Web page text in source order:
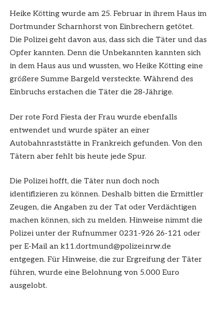
Heike Kötting wurde am 25. Februar in ihrem Haus im
Dortmunder Scharnhorst von Einbrechern getötet.
Die Polizei geht davon aus, dass sich die Täter und das
Opfer kannten. Denn die Unbekannten kannten sich
in dem Haus aus und wussten, wo Heike Kötting eine
größere Summe Bargeld versteckte. Während des
Einbruchs erstachen die Täter die 28-Jährige.
Der rote Ford Fiesta der Frau wurde ebenfalls
entwendet und wurde später an einer
Autobahnraststätte in Frankreich gefunden. Von den
Tätern aber fehlt bis heute jede Spur.
Die Polizei hofft, die Täter nun doch noch
identifizieren zu können. Deshalb bitten die Ermittler
Zeugen, die Angaben zu der Tat oder Verdächtigen
machen können, sich zu melden. Hinweise nimmt die
Polizei unter der Rufnummer 0231-926 26-121 oder
per E-Mail an k11.dortmund@polizei.nrw.de
entgegen. Für Hinweise, die zur Ergreifung der Täter
führen, wurde eine Belohnung von 5.000 Euro
ausgelobt.